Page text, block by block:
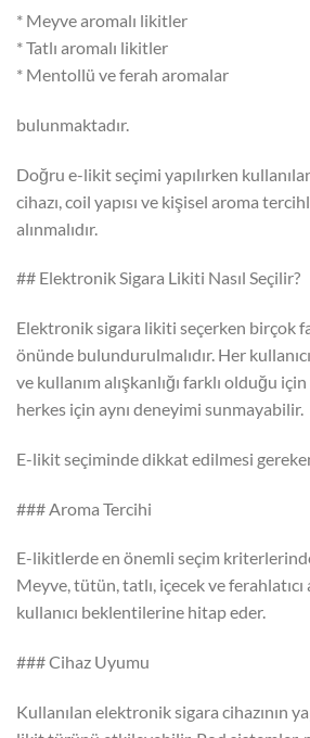
* Meyve aromalı likitler
* Tatlı aromalı likitler
* Mentollü ve ferah aromalar
bulunmaktadır.
Doğru e-likit seçimi yapılırken
cihazı, coil yapısı ve kişisel aroma
alınmalıdır.
## Elektronik Sigara Likiti Nasıl Seçilir?
Elektronik sigara likiti seçerken birçok
önünde bulundurulmalıdır. Her
ve kullanım alışkanlığı farklı olduğu
herkes için aynı deneyimi sunmayabilir.
E-likit seçiminde dikkat edilmesi
### Aroma Tercihi
E-likitlerde en önemli seçim
Meyve, tütün, tatlı, içecek ve ferahlatıcı
kullanıcı beklentilerine hitap eder.
### Cihaz Uyumu
Kullanılan elektronik sigara cihazının